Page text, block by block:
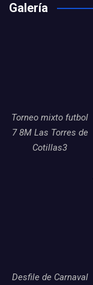
Galería
Torneo mixto futbol
7 8M Las Torres de
Cotillas3
Desfile de Carnaval